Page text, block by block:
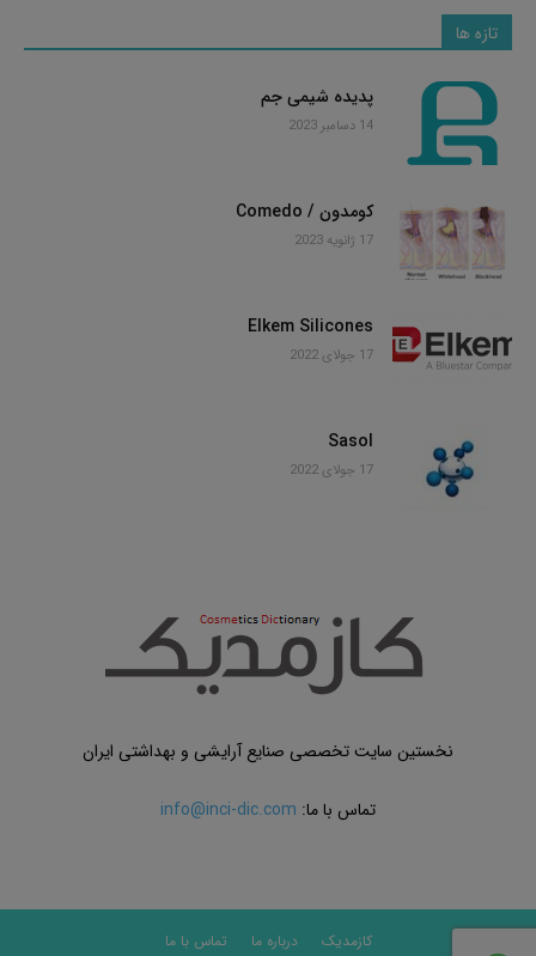
تازه ها
پدیده شیمی جم
14 دسامبر 2023
کومدون / Comedo
17 ژانویه 2023
Elkem Silicones
17 جولای 2022
Sasol
17 جولای 2022
نخستین سایت تخصصی صنایع آرایشی و بهداشتی ایران
تماس با ما: info@inci-dic.com
کازمدیک درباره ما تماس با ما